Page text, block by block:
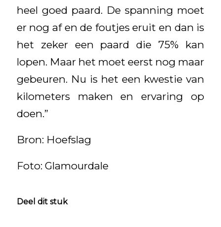
heel goed paard. De spanning moet
er nog af en de foutjes eruit en dan is
het zeker een paard die 75% kan
lopen. Maar het moet eerst nog maar
gebeuren. Nu is het een kwestie van
kilometers maken en ervaring op
doen.”
Bron: Hoefslag
Foto: Glamourdale
Deel dit stuk